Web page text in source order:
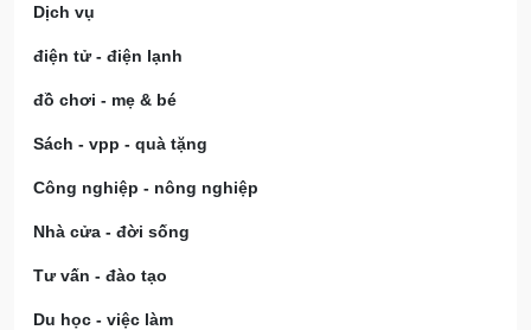
Dịch vụ
điện tử - điện lạnh
đồ chơi - mẹ & bé
Sách - vpp - quà tặng
Công nghiệp - nông nghiệp
Nhà cửa - đời sống
Tư vấn - đào tạo
Du học - việc làm